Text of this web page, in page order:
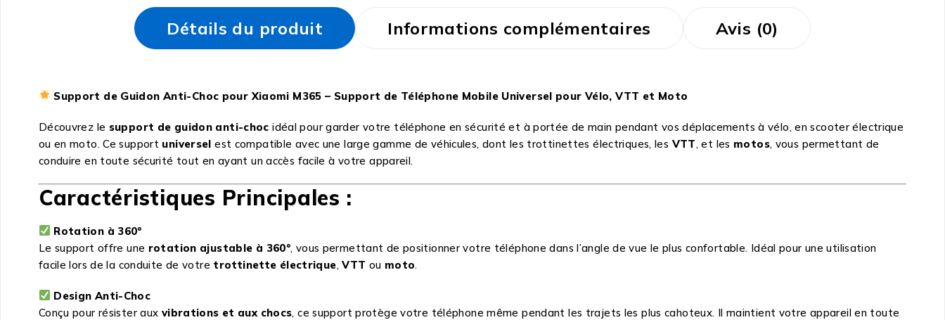
Détails du produit Informations complémentaires Avis (0)
Support de Guidon Anti-Choc pour Xiaomi M365 – Support de Téléphone Mobile Universel pour Vélo, VTT et Moto
Découvrez le support de guidon anti-choc idéal pour garder votre téléphone en sécurité et à portée de main pendant vos déplacements à vélo, en scooter électrique
ou en moto. Ce support universel est compatible avec une large gamme de véhicules, dont les trottinettes électriques, les VTT, et les motos, vous permettant de
conduire en toute sécurité tout en ayant un accès facile à votre appareil.
Caractéristiques Principales :
Rotation à 360°
Le support offre une rotation ajustable à 360°, vous permettant de positionner votre téléphone dans l’angle de vue le plus confortable. Idéal pour une utilisation
facile lors de la conduite de votre trottinette électrique,VTT ou moto.
Design Anti-Choc
Conçu pour résister aux vibrations et aux chocs, ce support protège votre téléphone même pendant les trajets les plus cahoteux. Il maintient votre appareil en toute